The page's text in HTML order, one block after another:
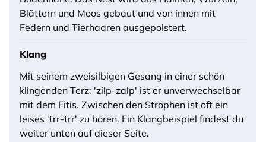
Blättern und Moos gebaut und von innen mit
Federn und Tierhaaren ausgepolstert.
Klang
Mit seinem zweisilbigen Gesang in einer schön
klingenden Terz: 'zilp-zalp' ist er unverwechselbar
mit dem Fitis. Zwischen den Strophen ist oft ein
leises 'trr-trr' zu hören. Ein Klangbeispiel findest du
weiter unten auf dieser Seite.